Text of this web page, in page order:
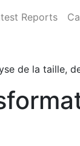
Reports
de la taille,